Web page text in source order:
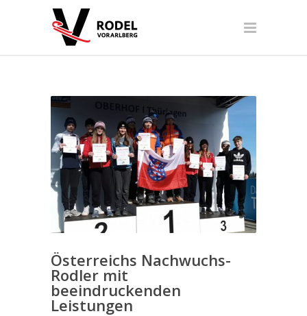
Österreichs Nachwuchs-
Rodler mit
beeindruckenden
Leistungen